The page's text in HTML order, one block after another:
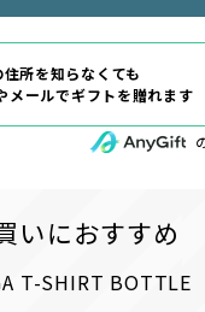
所を知らなくても
メールでギフトを贈れます
いにおすすめ
T-SHIRT BOTTLE